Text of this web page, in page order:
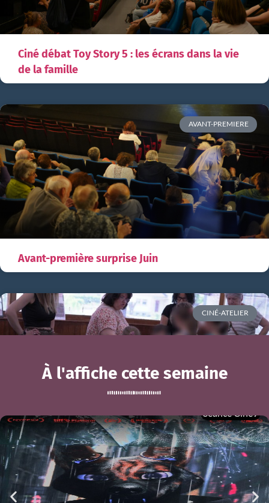
Ciné débat Toy Story 5 : les écrans dans la vie
de la famille
AVANT-PREMIERE
Avant-première surprise Juin
CINÉ-ATELIER
Ciné-atelier du mois de mai
À l'affiche cette semaine
Séance Ciné9
BOUCHRA
mer 05/08
21h00